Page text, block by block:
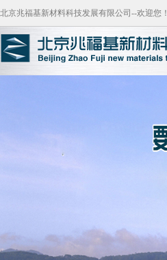
北京兆福基新材料科技发展有限公司--欢迎您！